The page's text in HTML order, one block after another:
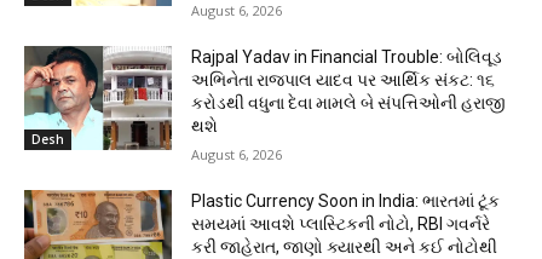
August 6, 2026
Desh
Rajpal Yadav in Financial Trouble: બોલિવૂડ
અભિનેતા રાજપાલ યાદવ પર આર્થિક સંકટ: ૧૬
કરોડથી વધુના દેવા મામલે બે સંપત્તિઓની હરાજી
થશે
August 6, 2026
Plastic Currency Soon in India: ભારતમાં ટૂંક
સમયમાં આવશે પ્લાસ્ટિકની નોટો, RBI ગવર્નરે
કરી જાહેરાત, જાણો ક્યારથી અને કઈ નોટોથી